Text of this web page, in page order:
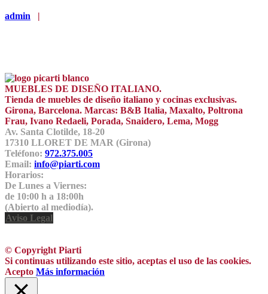
admin |
MUEBLES DE DISEÑO ITALIANO.
Tienda de muebles de diseño italiano y cocinas exclusivas.
Girona, Barcelona. Marcas: B&B Italia, Maxalto, Poltrona
Frau, Ivano Redaeli, Porada, Snaidero, Lema, Mogg
Av. Santa Clotilde, 18-20
17310 LLORET DE MAR (Girona)
Teléfono: 972.375.005
Email: info@piarti.com
Horarios:
De Lunes a Viernes:
de 10:00 h a 18:00h
(Abierto al mediodía).
Aviso Legal
© Copyright Piarti
Si continuas utilizando este sitio, aceptas el uso de las cookies.
Acepto Más información